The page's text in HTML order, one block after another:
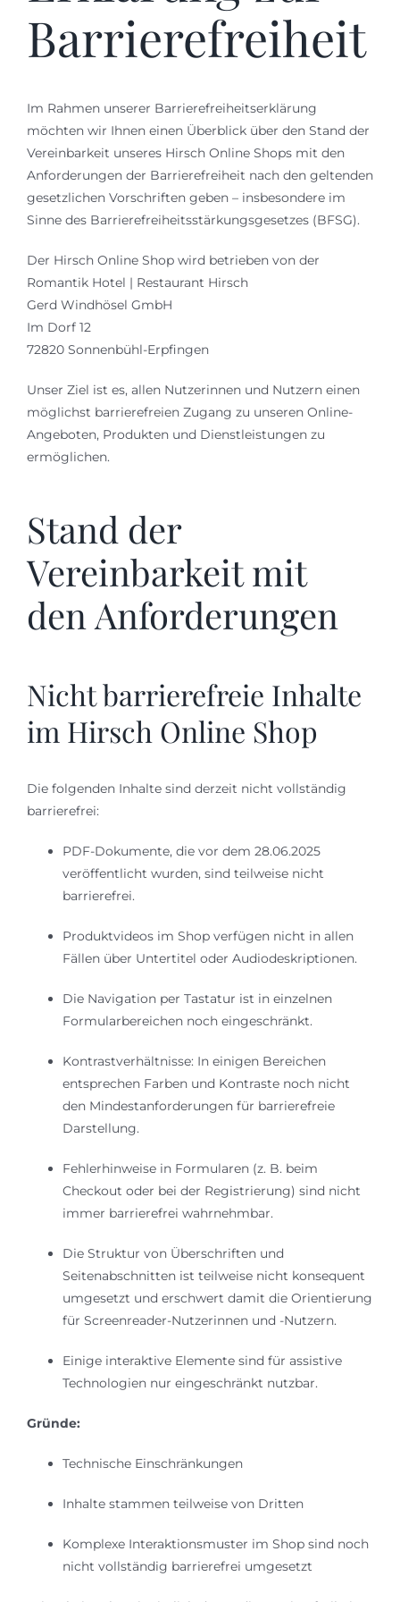
Schwäbische Alb
News
Kontakt
Barrierefreiheit
Im Rahmen unserer Barrierefreiheitserklärung
möchten wir Ihnen einen Überblick über den Stand der
Vereinbarkeit unseres Hirsch Online Shops mit den
Anforderungen der Barrierefreiheit nach den geltenden
gesetzlichen Vorschriften geben – insbesondere im
Sinne des Barrierefreiheitsstärkungsgesetzes (BFSG).
Der Hirsch Online Shop wird betrieben von der
Romantik Hotel | Restaurant Hirsch
Gerd Windhösel GmbH
Im Dorf 12
72820 Sonnenbühl-Erpfingen
Unser Ziel ist es, allen Nutzerinnen und Nutzern einen
möglichst barrierefreien Zugang zu unseren Online-
Angeboten, Produkten und Dienstleistungen zu
ermöglichen.
Stand der
Vereinbarkeit mit
den Anforderungen
Nicht barrierefreie Inhalte
im Hirsch Online Shop
Die folgenden Inhalte sind derzeit nicht vollständig
barrierefrei:
PDF-Dokumente, die vor dem 28.06.2025
veröffentlicht wurden, sind teilweise nicht
barrierefrei.
Produktvideos im Shop verfügen nicht in allen
Fällen über Untertitel oder Audiodeskriptionen.
Die Navigation per Tastatur ist in einzelnen
Formularbereichen noch eingeschränkt.
Kontrastverhältnisse: In einigen Bereichen
entsprechen Farben und Kontraste noch nicht
den Mindestanforderungen für barrierefreie
Darstellung.
Fehlerhinweise in Formularen (z. B. beim
Checkout oder bei der Registrierung) sind nicht
immer barrierefrei wahrnehmbar.
Die Struktur von Überschriften und
Seitenabschnitten ist teilweise nicht konsequent
umgesetzt und erschwert damit die Orientierung
für Screenreader-Nutzerinnen und -Nutzern.
Einige interaktive Elemente sind für assistive
Technologien nur eingeschränkt nutzbar.
Gründe:
Technische Einschränkungen
Inhalte stammen teilweise von Dritten
Komplexe Interaktionsmuster im Shop sind noch
nicht vollständig barrierefrei umgesetzt